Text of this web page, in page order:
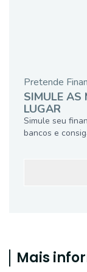
Pretende
SIMULE AS
LUGAR
Simule seu
bancos e
Mais